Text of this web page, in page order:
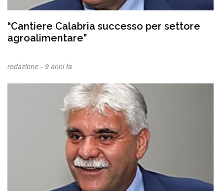
“Cantiere Calabria successo per settore
agroalimentare”
redazione - 9 anni fa